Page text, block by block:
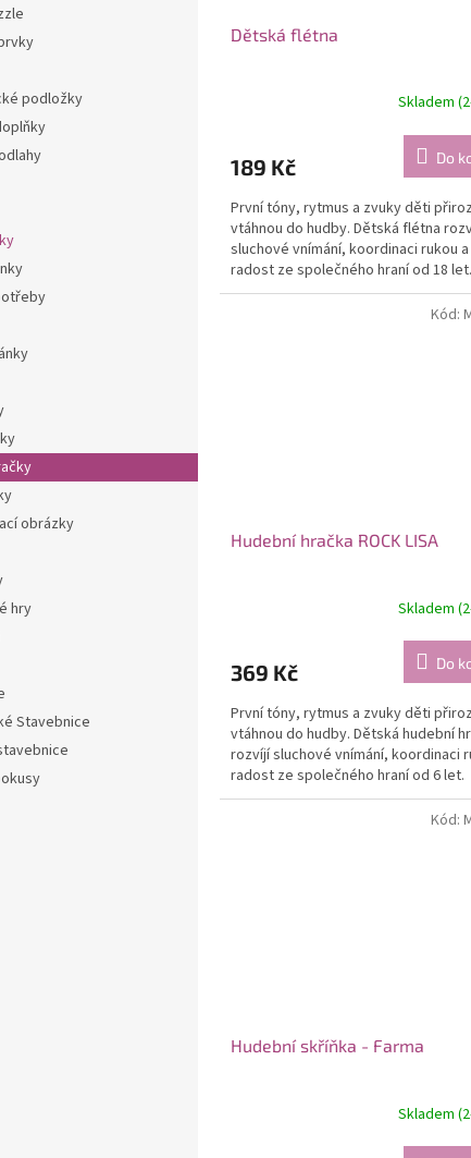
podložky
obrázky
hry
Stavebnice
Dětská flétna
Skladem
189 Kč Do
První tóny, rytmus a zvuky děti
vtáhnou do hudby. Dětská flétna
sluchové vnímání, koordinaci rukou a
radost ze společného hraní od 18 let.
Hudební hračka ROCK LISA
Skladem
369 Kč Do
První tóny, rytmus a zvuky děti
vtáhnou do hudby. Dětská hudební
rozvíjí sluchové vnímání, koordinaci
radost ze společného hraní od 6 let.
Kód:
Hudební skříňka - Farma
Skladem
Kód: